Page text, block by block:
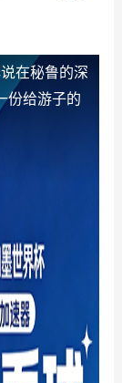
在秘鲁的深
份给游子的